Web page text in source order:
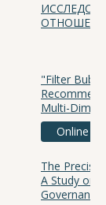
"Filter
Multi-
Online
The
A Study on
Governance